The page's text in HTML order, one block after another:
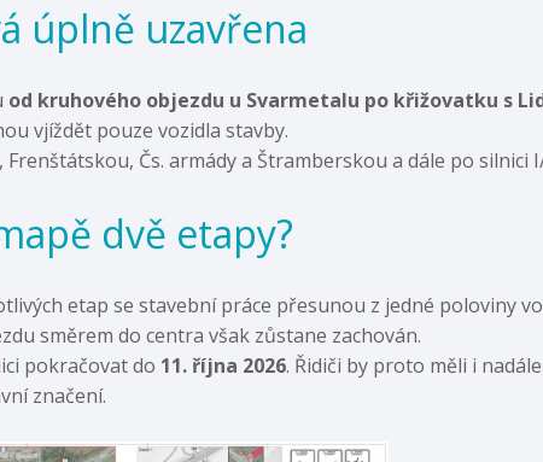
úplně uzavřena
od kruhového objezdu u Svarmetalu po křižovatku s
vjíždět pouze vozidla stavby.
Čs. armády a Štramberskou a dále po silnici
dvě etapy?
etap se stavební práce přesunou z jedné poloviny
směrem do centra však zůstane zachován.
pokračovat do 11. října 2026. Řidiči by proto měli i
značení.